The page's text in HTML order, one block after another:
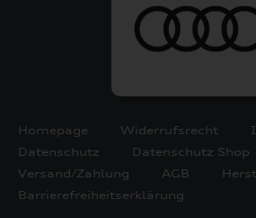
Homepage Widerrufsrecht
Datenschutz
Datenschutz Shop
Versand/Zahlung
AGB
Barrierefreiheitserklärung